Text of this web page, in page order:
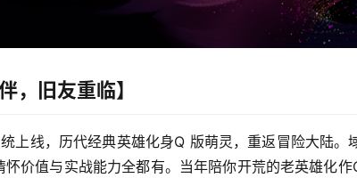
，旧友重临】
上线，历代经典英雄化身Q 版萌灵，重返冒险大陆
怀价值与实战能力全都有。当年陪你开荒的老英雄化